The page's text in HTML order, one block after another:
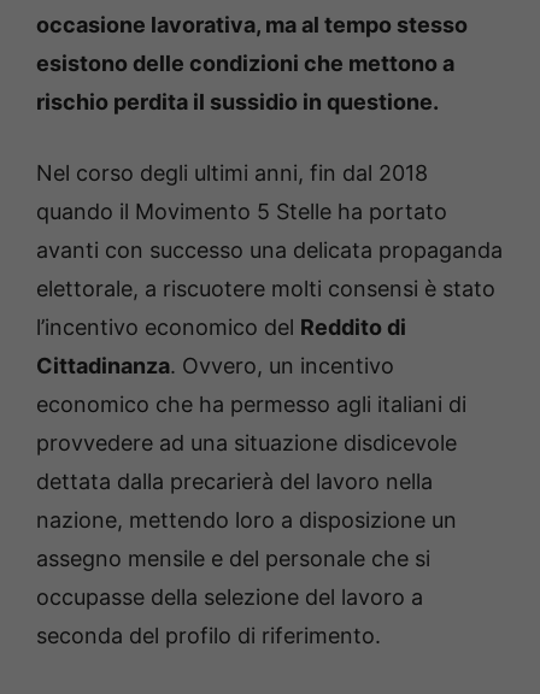
occasione lavorativa, ma al tempo stesso
esistono delle condizioni che mettono a
rischio perdita il sussidio in questione.
Nel corso degli ultimi anni, fin dal 2018
quando il Movimento 5 Stelle ha portato
avanti con successo una delicata propaganda
elettorale, a riscuotere molti consensi è stato
l’incentivo economico del Reddito di
Cittadinanza. Ovvero, un incentivo
economico che ha permesso agli italiani di
provvedere ad una situazione disdicevole
dettata dalla precarierà del lavoro nella
nazione, mettendo loro a disposizione un
assegno mensile e del personale che si
occupasse della selezione del lavoro a
seconda del profilo di riferimento.